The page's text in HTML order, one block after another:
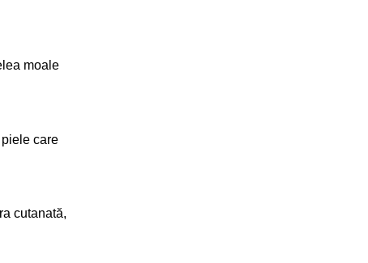
moale
care
cutanată,